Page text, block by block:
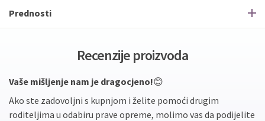
Prednosti
Recenzije proizvoda
Vaše mišljenje nam je dragocjeno!😊
Ako ste zadovoljni s kupnjom i želite pomoći drugim
roditeljima u odabiru prave opreme, molimo vas da podijelite